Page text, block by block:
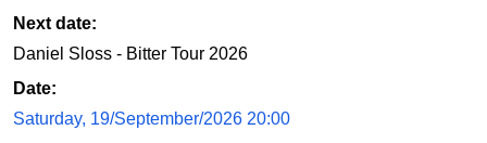
Next date:
Daniel Sloss - Bitter Tour 2026
Date:
Saturday, 19/September/2026 20:00